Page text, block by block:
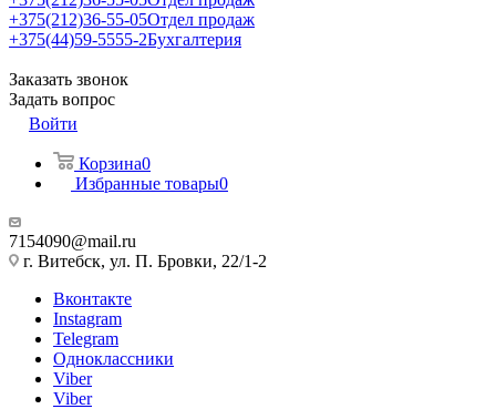
+375(212)36-55-05Отдел продаж
+375(44)59-5555-2Бухгалтерия
Заказать звонок
Задать вопрос
Войти
Корзина0
Избранные товары0
7154090@mail.ru
г. Витебск, ул. П. Бровки, 22/1-2
Вконтакте
Instagram
Telegram
Одноклассники
Viber
Viber